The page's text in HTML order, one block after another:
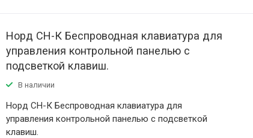
Норд СН-К Беспроводная клавиатура для
управления контрольной панелью с
подсветкой клавиш.
В наличии
Норд СН-К Беспроводная клавиатура для
управления контрольной панелью с подсветкой
клавиш.